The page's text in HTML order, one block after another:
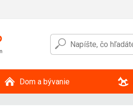
Dom a bývanie